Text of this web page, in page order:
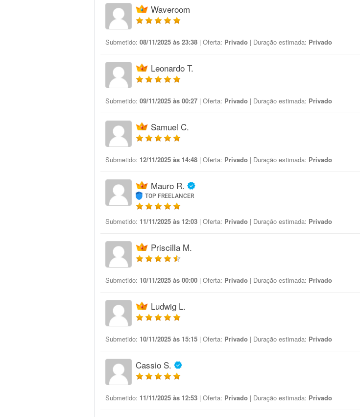
Waveroom
Submetido: 08/11/2025 às 23:38 | Oferta: Privado | Duração estimada: Privado
Leonardo T.
Submetido: 09/11/2025 às 00:27 | Oferta: Privado | Duração estimada: Privado
Samuel C.
Submetido: 12/11/2025 às 14:48 | Oferta: Privado | Duração estimada: Privado
Mauro R.
TOP FREELANCER
Submetido: 11/11/2025 às 12:03 | Oferta: Privado | Duração estimada: Privado
Priscilla M.
Submetido: 10/11/2025 às 00:00 | Oferta: Privado | Duração estimada: Privado
Ludwig L.
Submetido: 10/11/2025 às 15:15 | Oferta: Privado | Duração estimada: Privado
Cassio S.
Submetido: 11/11/2025 às 12:53 | Oferta: Privado | Duração estimada: Privado